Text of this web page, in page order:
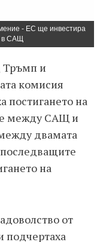
- ЕС ще инвестира
в САЩ
Тръмп и
комисия
постигането на
между САЩ и
двамата
на
от
подчертаха